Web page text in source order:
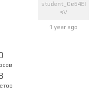
student_Oe64EI
sV
1 year ago